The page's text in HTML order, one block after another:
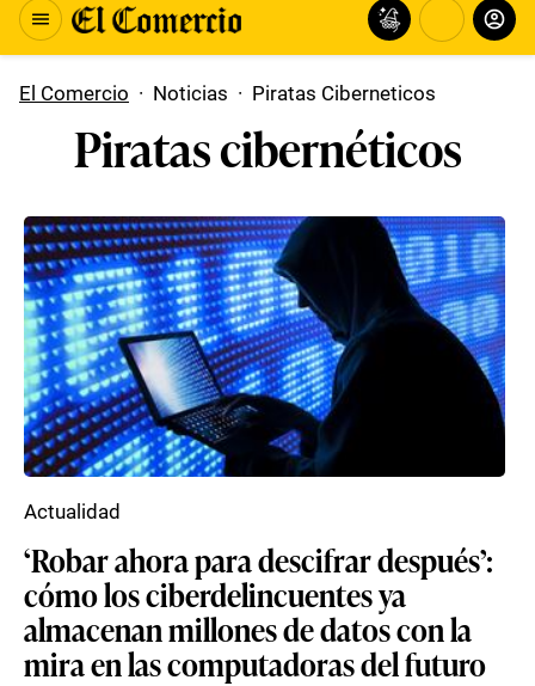
El Comercio · Noticias · Piratas Ciberneticos
Piratas cibernéticos
‘Robar ahora para descifrar después’:
cómo los ciberdelincuentes ya
almacenan millones de datos con la
mira en las computadoras del futuro
Actualidad